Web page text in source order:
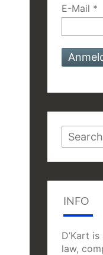
E-Mail *
Search
for:
INFO
D’Kart
law,